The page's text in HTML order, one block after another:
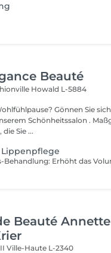
Beauté
Howald L-5884
Sie sich einen Moment nur für
. Maßgeschneiderte
Sie ...
Lippenpflege
Beauté Annette
IIVille-Haute L-2340